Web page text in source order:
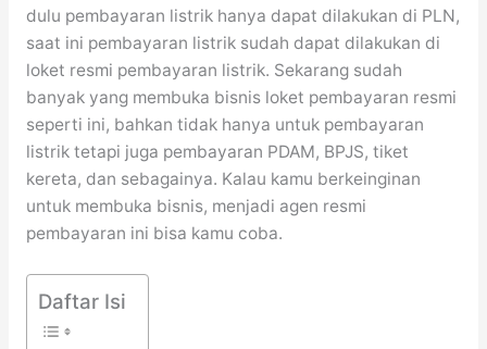
dulu pembayaran listrik hanya dapat dilakukan di PLN,
saat ini pembayaran listrik sudah dapat dilakukan di
loket resmi pembayaran listrik. Sekarang sudah
banyak yang membuka bisnis loket pembayaran resmi
seperti ini, bahkan tidak hanya untuk pembayaran
listrik tetapi juga pembayaran PDAM, BPJS, tiket
kereta, dan sebagainya. Kalau kamu berkeinginan
untuk membuka bisnis, menjadi agen resmi
pembayaran ini bisa kamu coba.
Daftar Isi